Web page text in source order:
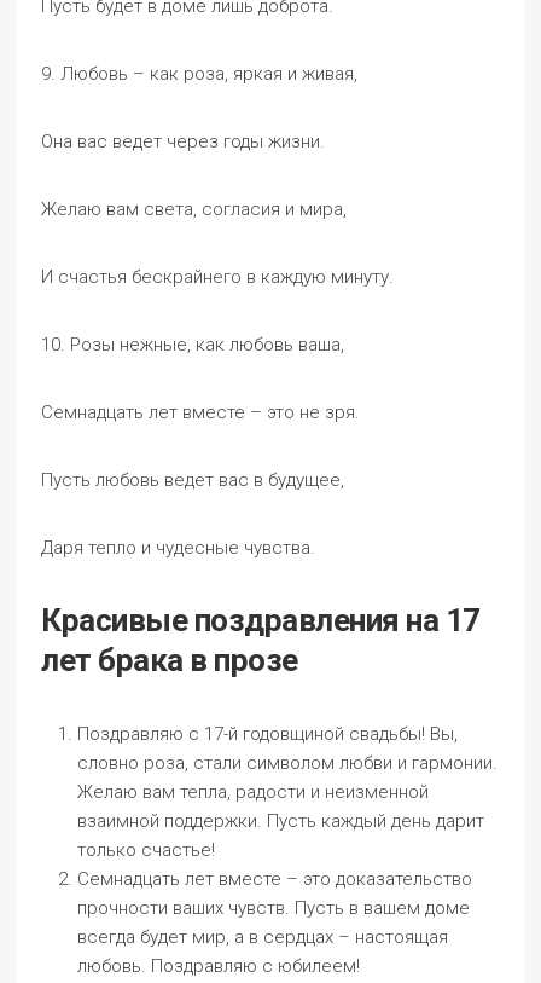
Пусть будет в доме лишь доброта.
9. Любовь – как роза, яркая и живая,
Она вас ведет через годы жизни.
Желаю вам света, согласия и мира,
И счастья бескрайнего в каждую минуту.
10. Розы нежные, как любовь ваша,
Семнадцать лет вместе – это не зря.
Пусть любовь ведет вас в будущее,
Даря тепло и чудесные чувства.
Красивые поздравления на 17
лет брака в прозе
Поздравляю с 17-й годовщиной свадьбы! Вы,
словно роза, стали символом любви и гармонии.
Желаю вам тепла, радости и неизменной
взаимной поддержки. Пусть каждый день дарит
только счастье!
Семнадцать лет вместе – это доказательство
прочности ваших чувств. Пусть в вашем доме
всегда будет мир, а в сердцах – настоящая
любовь. Поздравляю с юбилеем!